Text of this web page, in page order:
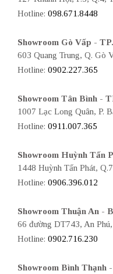
Hotline: 098.671.8448
Showroom Gò Vấp -
603 Quang Trung, Q. Gò
Hotline: 0902.227.365
Showroom Tân Bình -
1007 Lạc Long Quân, P.
Hotline: 0911.007.365
Showroom Huỳnh Tấn
1448 Huỳnh Tấn Phát,
Hotline: 0906.396.012
Showroom Thuận An -
66 đường DT743, An
Hotline: 0902.716.230
Showroom Bình Thạnh